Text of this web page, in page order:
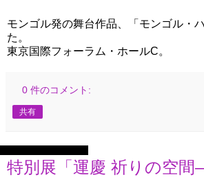
モンゴル発の舞台作品、「モンゴル・
た。
東京国際フォーラム・ホールC。
0 件のコメント:
共有
特別展「運慶 祈りの空間